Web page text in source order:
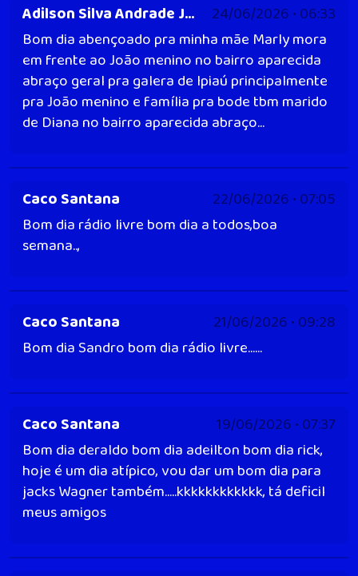
Adilson Silva Andrade Junior
24/06/2026 • 06:33
Bom dia abençoado pra minha mãe Marly mora
em frente ao João menino no bairro aparecida
abraço geral pra galera de Ipiaú principalmente
pra João menino e família pra bode tbm marido
de Diana no bairro aparecida abraço...
Caco Santana
22/06/2026 • 07:05
Bom dia rádio livre bom dia a todos,boa
semana..,
Caco Santana
21/06/2026 • 09:28
Bom dia Sandro bom dia rádio livre......
Caco Santana
19/06/2026 • 07:37
Bom dia deraldo bom dia adeilton bom dia rick,
hoje é um dia atípico, vou dar um bom dia para
jacks Wagner também.....kkkkkkkkkkkk, tá deficil
meus amigos